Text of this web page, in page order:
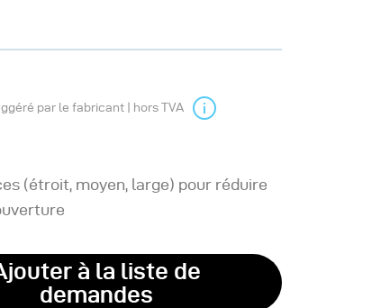
par le fabricant | hors TVA
(étroit, moyen, large) pour réduire
à la liste de
demandes